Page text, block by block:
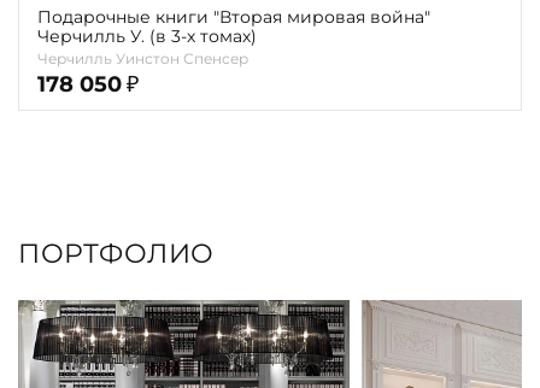
Подарочные книги "Вторая мировая война"
Черчилль У. (в 3-х томах)
Черчилль Уинстон Спенсер
178 050 ₽
ПОРТФОЛИО